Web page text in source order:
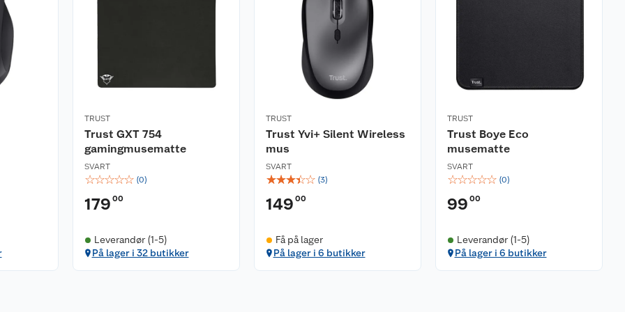
profil i laptop-stil
på kontoret,
å optimalisere
jobbe og spille ved
TRUST
Trust GXT 754
gamingmusematte
SVART
☆☆☆☆☆ (0)
179 00
Leverandør (1-5)
På lager i 32 butikker
TRUST
Trust Yvi+ Silent Wireless
mus
SVART
☆☆☆☆☆ (3)
149 00
Få på lager
På lager i 6 butikker
TRUST
Trust Boye Eco
musematte
SVART
☆☆☆☆☆ (0)
99 00
Leverandør (1-5)
På lager i 6 butikker